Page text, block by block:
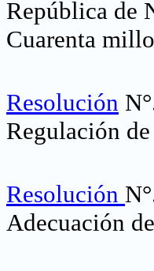
República de
Cuarenta
Resolución
Regulación
Resolución
Adecuación